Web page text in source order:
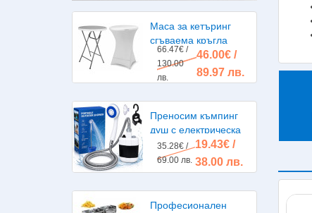
Маса за кетъринг
сгъваема кръгла
диаметър 80см.
66.47€ /
130.00
лв.
46.00€ /
89.97 лв.
Преносим къмпинг
душ с електрическа
помпа, акумулаторна
батерия
35.28€ /
69.00 лв.
19.43€ /
38.00 лв.
Професионален